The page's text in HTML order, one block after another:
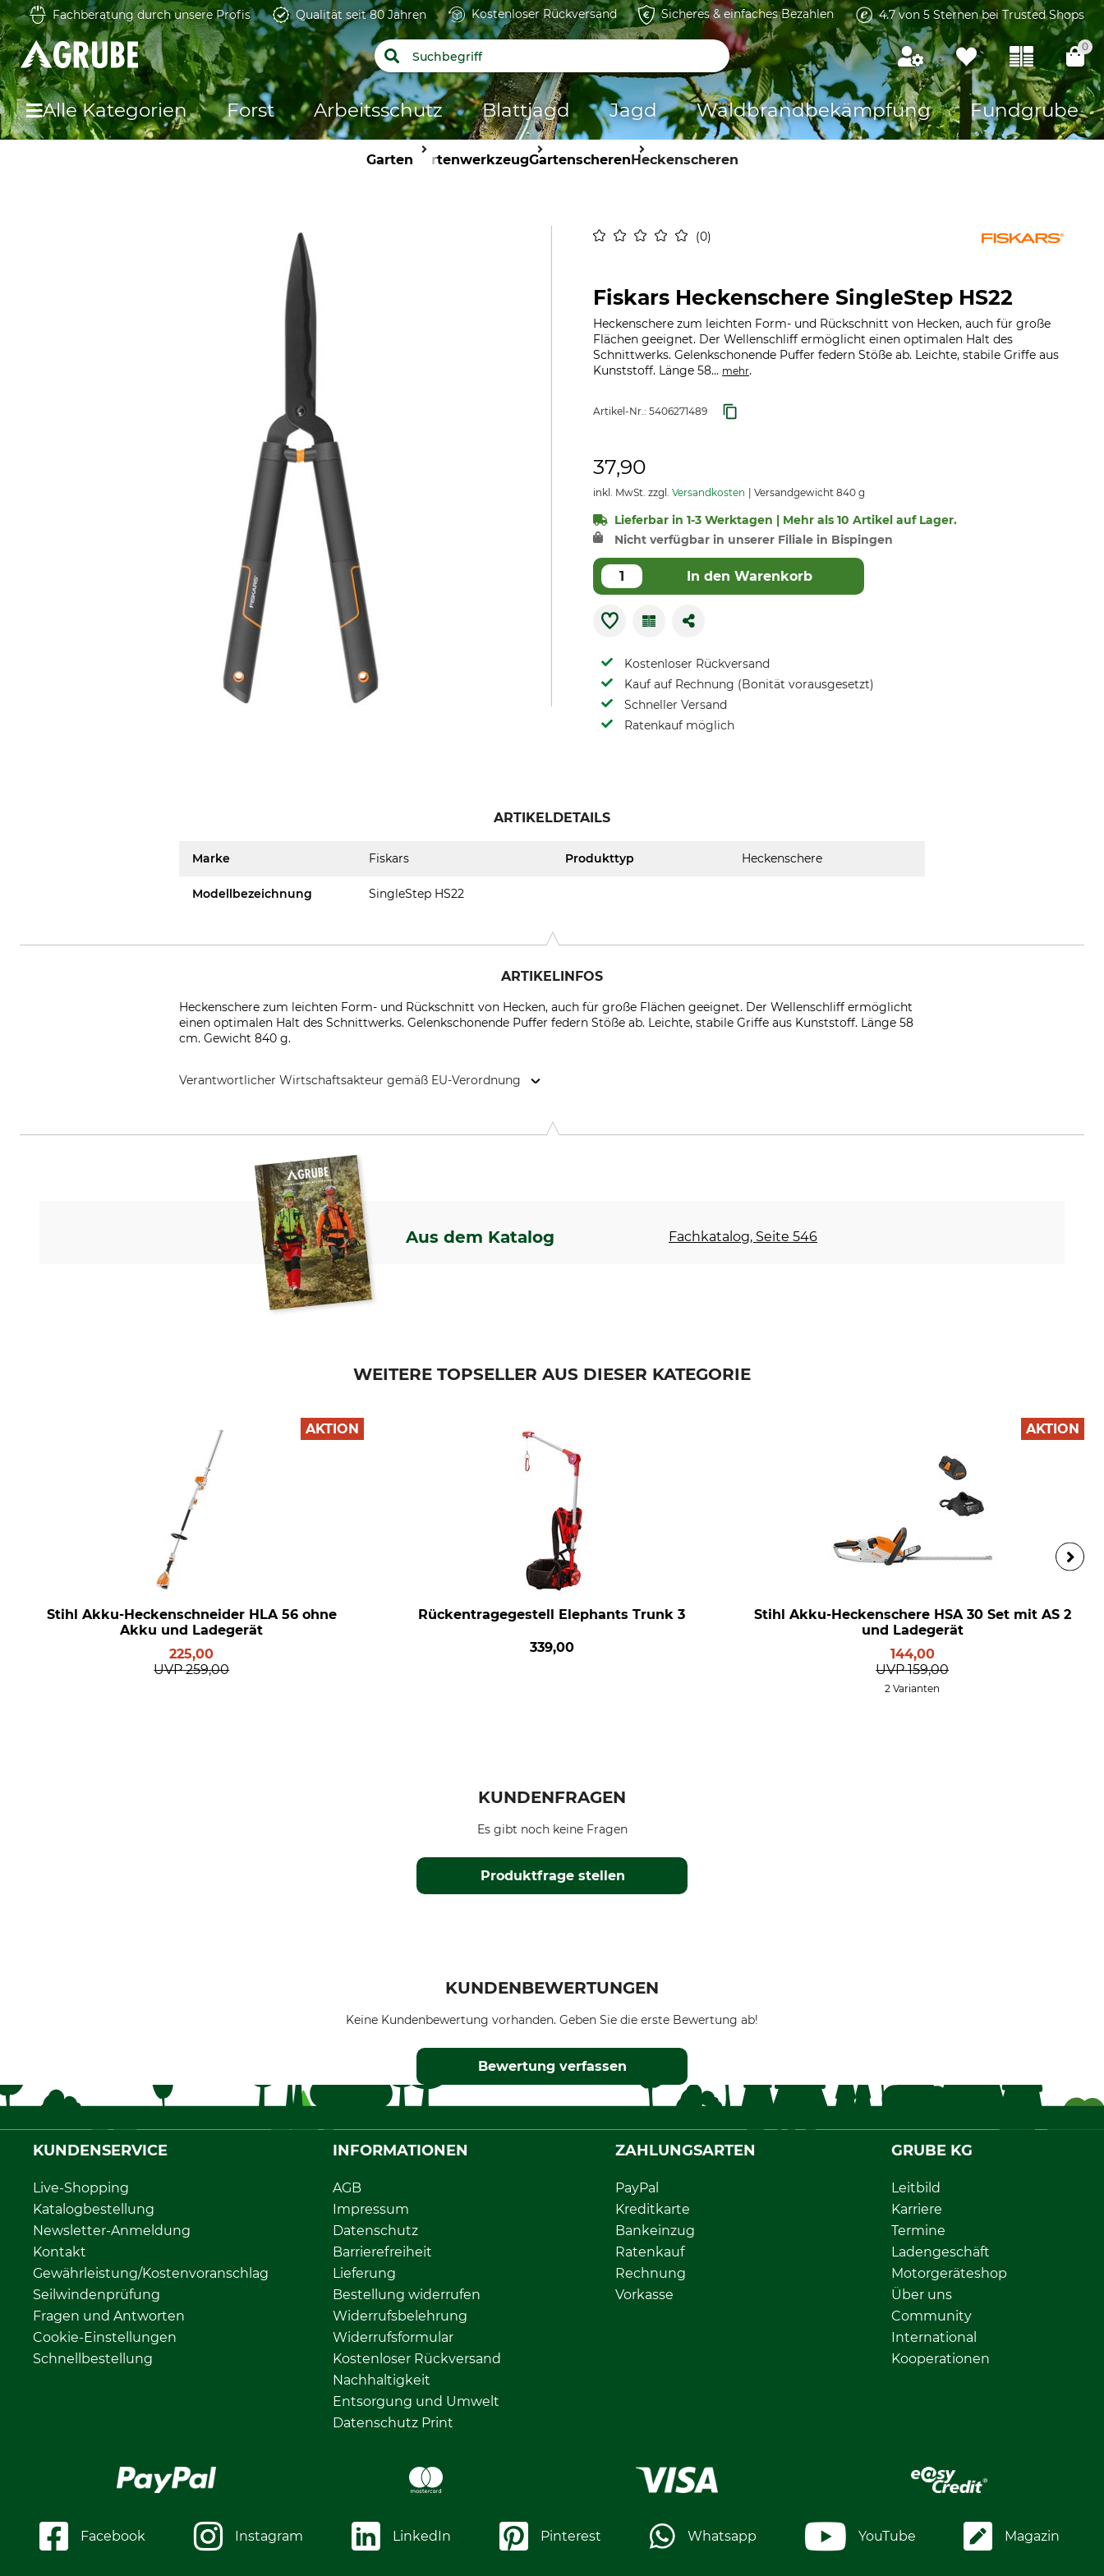
Fachberatung durch unsere Profis Qualität seit 80 Jahren Kostenloser Rückversand Sicheres & einfaches Bezahlen 4.7 von 5 Sternen bei Trusted Shops
0
Alle Kategorien Forst Arbeitsschutz Blattjagd Jagd Waldbrandbekämpfung Fundgrube
Garten GartenwerkzeugGartenscherenHeckenscheren
0
Fiskars Heckenschere SingleStep HS22
Heckenschere zum leichten Form- und Rückschnitt von Hecken, auch für große
Flächen geeignet. Der Wellenschliff ermöglicht einen optimalen Halt des
Schnittwerks. Gelenkschonende Puffer federn Stöße ab. Leichte, stabile Griffe aus
Kunststoff. Länge 58... mehr.
Artikel-Nr.: 5406271489
37,90
inkl. MwSt. zzgl. Versandkosten Versandgewicht 840 g
Lieferbar in 1-3 Werktagen | Mehr als 10 Artikel auf Lager.
Nicht verfügbar in unserer Filiale in Bispingen
In den Warenkorb
Kostenloser Rückversand
Kauf auf Rechnung (Bonität vorausgesetzt)
Schneller Versand
Ratenkauf möglich
ARTIKELDETAILS
Marke Fiskars Produkttyp Heckenschere
Modellbezeichnung SingleStep HS22
ARTIKELINFOS
Heckenschere zum leichten Form- und Rückschnitt von Hecken, auch für große Flächen geeignet. Der Wellenschliff ermöglicht
einen optimalen Halt des Schnittwerks. Gelenkschonende Puffer federn Stöße ab. Leichte, stabile Griffe aus Kunststoff. Länge 58
cm. Gewicht 840 g.
Verantwortlicher Wirtschaftsakteur gemäß EU-Verordnung
Aus dem Katalog Fachkatalog, Seite 546
WEITERE TOPSELLER AUS DIESER KATEGORIE
AKTION
Stihl Akku-Heckenschneider HLA 56 ohne
Akku und Ladegerät
225,00
UVP 259,00
Rückentragegestell Elephants Trunk 3
339,00
AKTION
Stihl Akku-Heckenschere HSA 30 Set mit AS 2
und Ladegerät
144,00
UVP 159,00
2 Varianten
KUNDENFRAGEN
Produktfrage stellen
Es gibt noch keine Fragen
KUNDENBEWERTUNGEN
Keine Kundenbewertung vorhanden. Geben Sie die erste Bewertung ab!
Bewertung verfassen
KUNDENSERVICE
Live-Shopping
Katalogbestellung
Newsletter-Anmeldung
Kontakt
Gewährleistung/Kostenvoranschlag
Seilwindenprüfung
Fragen und Antworten
Cookie-Einstellungen
Schnellbestellung
INFORMATIONEN
AGB
Impressum
Datenschutz
Barrierefreiheit
Lieferung
Bestellung widerrufen
Widerrufsbelehrung
Widerrufsformular
Kostenloser Rückversand
Nachhaltigkeit
Entsorgung und Umwelt
Datenschutz Print
ZAHLUNGSARTEN
PayPal
Kreditkarte
Bankeinzug
Ratenkauf
Rechnung
Vorkasse
GRUBE KG
Leitbild
Karriere
Termine
Ladengeschäft
Motorgeräteshop
Über uns
Community
International
Kooperationen
Facebook Instagram LinkedIn Pinterest Whatsapp YouTube Magazin